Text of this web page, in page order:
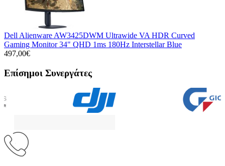
Dell Alienware AW3425DWM Ultrawide VA HDR Curved
Gaming Monitor 34" QHD 1ms 180Hz Interstellar Blue
497,00€
Επίσημοι Συνεργάτες